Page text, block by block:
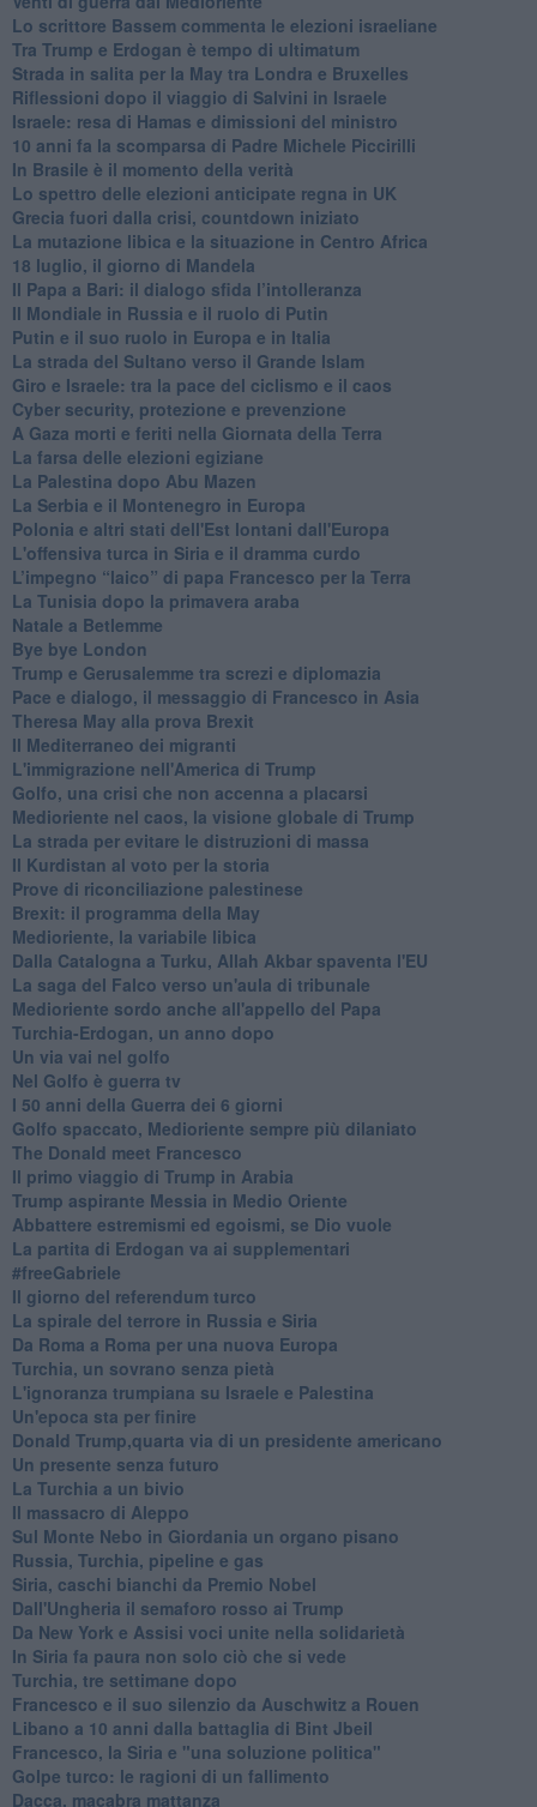
Lo scrittore Bassem commenta le elezioni israeliane
Tra Trump e Erdogan è tempo di ultimatum
Strada in salita per la May tra Londra e Bruxelles
Riflessioni dopo il viaggio di Salvini in Israele
Israele: resa di Hamas e dimissioni del ministro
10 anni fa la scomparsa di Padre Michele Piccirilli
In Brasile è il momento della verità
Lo spettro delle elezioni anticipate regna in UK
Grecia fuori dalla crisi, countdown iniziato
La mutazione libica e la situazione in Centro Africa
18 luglio, il giorno di Mandela
Il Papa a Bari: il dialogo sfida l’intolleranza
Il Mondiale in Russia e il ruolo di Putin
Putin e il suo ruolo in Europa e in Italia
La strada del Sultano verso il Grande Islam
Giro e Israele: tra la pace del ciclismo e il caos
Cyber security, protezione e prevenzione
A Gaza morti e feriti nella Giornata della Terra
La farsa delle elezioni egiziane
La Palestina dopo Abu Mazen
La Serbia e il Montenegro in Europa
Polonia e altri stati dell'Est lontani dall'Europa
L'offensiva turca in Siria e il dramma curdo
L’impegno “laico” di papa Francesco per la Terra
La Tunisia dopo la primavera araba
Natale a Betlemme
Bye bye London
Trump e Gerusalemme tra screzi e diplomazia
Pace e dialogo, il messaggio di Francesco in Asia
Theresa May alla prova Brexit
Il Mediterraneo dei migranti
L'immigrazione nell'America di Trump
Golfo, una crisi che non accenna a placarsi
Medioriente nel caos, la visione globale di Trump
La strada per evitare le distruzioni di massa
Il Kurdistan al voto per la storia
Prove di riconciliazione palestinese
Brexit: il programma della May
Medioriente, la variabile libica
Dalla Catalogna a Turku, Allah Akbar spaventa l'EU
La saga del Falco verso un'aula di tribunale
Medioriente sordo anche all'appello del Papa
Turchia-Erdogan, un anno dopo
Un via vai nel golfo
Nel Golfo è guerra tv
I 50 anni della Guerra dei 6 giorni
Golfo spaccato, Medioriente sempre più dilaniato
The Donald meet Francesco
Il primo viaggio di Trump in Arabia
Trump aspirante Messia in Medio Oriente
Abbattere estremismi ed egoismi, se Dio vuole
La partita di Erdogan va ai supplementari
#freeGabriele
Il giorno del referendum turco
La spirale del terrore in Russia e Siria
Da Roma a Roma per una nuova Europa
Turchia, un sovrano senza pietà
L'ignoranza trumpiana su Israele e Palestina
Un'epoca sta per finire
Donald Trump,quarta via di un presidente americano
Un presente senza futuro
La Turchia a un bivio
Il massacro di Aleppo
Sul Monte Nebo in Giordania un organo pisano
Russia, Turchia, pipeline e gas
Siria, caschi bianchi da Premio Nobel
Dall'Ungheria il semaforo rosso ai Trump
Da New York e Assisi voci unite nella solidarietà
In Siria fa paura non solo ciò che si vede
Turchia, tre settimane dopo
Francesco e il suo silenzio da Auschwitz a Rouen
Libano a 10 anni dalla battaglia di Bint Jbeil
Francesco, la Siria e "una soluzione politica"
Golpe turco: le ragioni di un fallimento
Dacca, macabra mattanza